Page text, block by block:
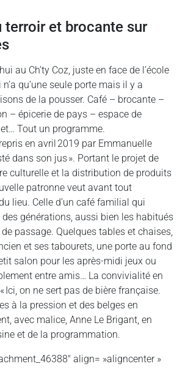
terroir et brocante sur
au Ch’ty Coz, juste en face de l’école
qu’une seule porte mais il y a
de la pousser. Café – brocante –
– épicerie de pays – espace de
Tout un programme.
en avril 2019 par Emmanuelle
dans son jus ». Portant le projet de
culturelle et la distribution de produits
patronne veut avant tout
lieu. Celle d’un café familial qui
générations, aussi bien les habitués
passage. Quelques tables et chaises,
et ses tabourets, une porte au fond
salon pour les après-midi jeux ou
entre amis… La convivialité en
Ici, on ne sert pas de bière française.
à la pression et des belges en
avec malice, Anne Le Brigant, en
et de la programmation.
align= »aligncenter »